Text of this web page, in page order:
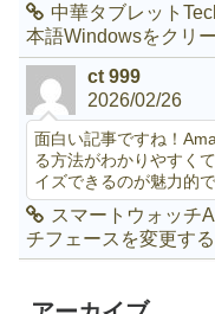
中華タブレット
本語Windowsをクリ
ct 999
2026/02/26
面白い記事ですね！
る方法がわかりやすく
イズできるのが魅力的
スマートウォッチ
チフェースを変更する